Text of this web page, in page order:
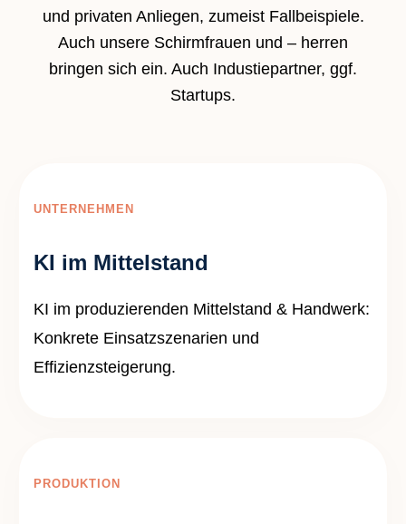
und privaten Anliegen, zumeist Fallbeispiele.
Auch unsere Schirmfrauen und – herren
bringen sich ein. Auch Industiepartner, ggf.
Startups.
UNTERNEHMEN
KI im Mittelstand
KI im produzierenden Mittelstand & Handwerk:
Konkrete Einsatzszenarien und
Effizienzsteigerung.
PRODUKTION